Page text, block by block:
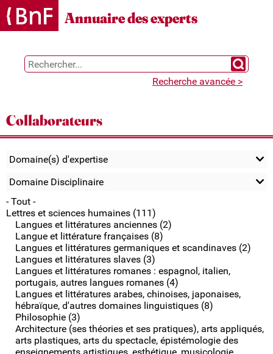
Gestion des cookies
Annuaire des experts
Chercher
Recherche avancée >
Collaborateurs
Domaine(s) d'expertise
Domaine Disciplinaire
- Tout -
Lettres et sciences humaines (111)
Langues et littératures anciennes (2)
Langue et littérature françaises (8)
Langues et littératures germaniques et scandinaves (2)
Langues et littératures slaves (3)
Langues et littératures romanes : espagnol, italien,
portugais, autres langues romanes (4)
Langues et littératures arabes, chinoises, japonaises,
hébraïque, d'autres domaines linguistiques (8)
Philosophie (3)
Architecture (ses théories et ses pratiques), arts appliqués,
arts plastiques, arts du spectacle, épistémologie des